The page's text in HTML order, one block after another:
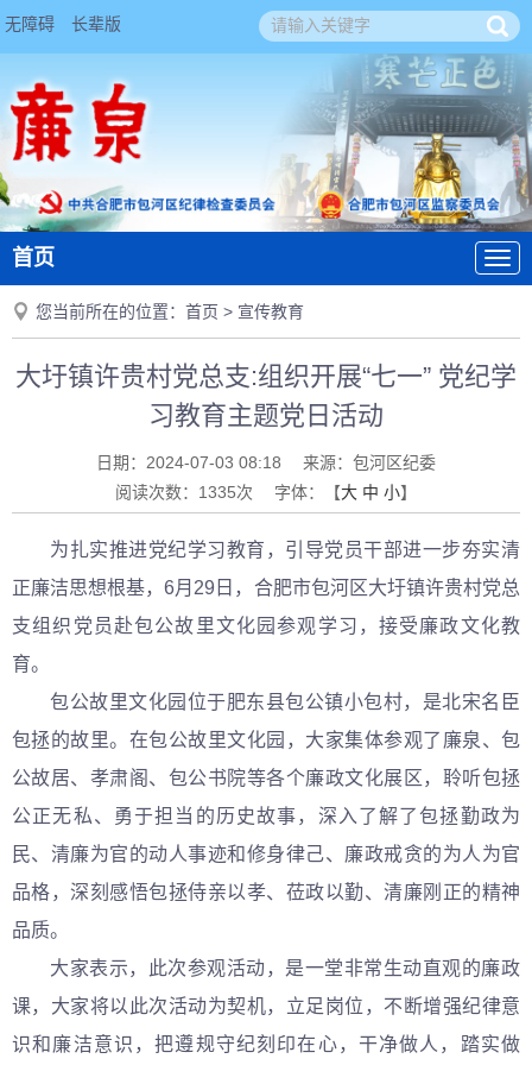
无障碍 长辈版
首页
您当前所在的位置： 首页 > 宣传教育
大圩镇许贵村党总支:组织开展“七一” 党纪学
习教育主题党日活动
日期： 2024-07-03 08:18 来源： 包河区纪委
阅读次数： 1335次 字体：【大 中 小】
为扎实推进党纪学习教育，引导党员干部进一步夯实清
正廉洁思想根基，6月29日，合肥市包河区大圩镇许贵村党总
支组织党员赴包公故里文化园参观学习，接受廉政文化教
育。
包公故里文化园位于肥东县包公镇小包村，是北宋名臣
包拯的故里。在包公故里文化园，大家集体参观了廉泉、包
公故居、孝肃阁、包公书院等各个廉政文化展区，聆听包拯
公正无私、勇于担当的历史故事，深入了解了包拯勤政为
民、清廉为官的动人事迹和修身律己、廉政戒贪的为人为官
品格，深刻感悟包拯侍亲以孝、莅政以勤、清廉刚正的精神
品质。
大家表示，此次参观活动，是一堂非常生动直观的廉政
课，大家将以此次活动为契机，立足岗位，不断增强纪律意
识和廉洁意识，把遵规守纪刻印在心，干净做人，踏实做